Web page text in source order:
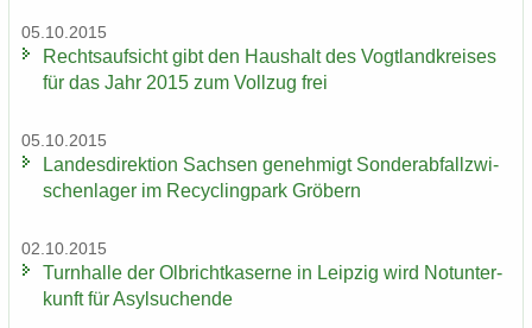
05.10.2015
Rechts­auf­sicht gibt den Haus­halt des Vogt­land­krei­ses
für das Jahr 2015 zum Voll­zug frei
05.10.2015
Lan­des­di­rek­ti­on Sach­sen ge­neh­migt Son­der­ab­fall­zwi­
schen­la­ger im Re­cy­cling­park Grö­bern
02.10.2015
Turn­hal­le der Ol­bricht­ka­ser­ne in Leip­zig wird Not­un­ter­
kunft für Asyl­su­chen­de